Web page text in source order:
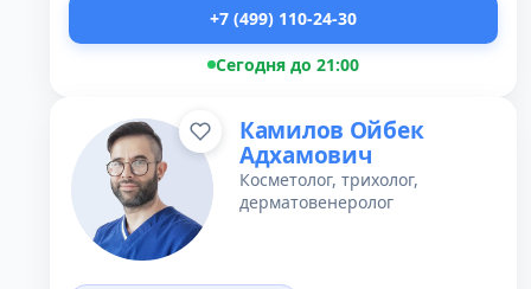
+7 (499) 110-24-30
Сегодня до 21:00
Камилов Ойбек
Адхамович
Косметолог, трихолог,
дерматовенеролог